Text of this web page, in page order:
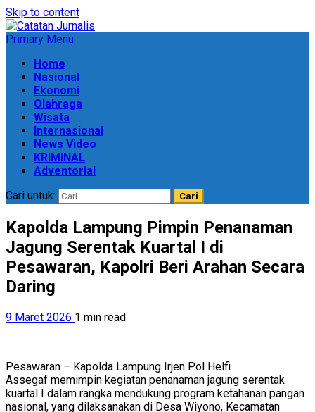
Skip to content
Primary Menu
Home
Nasional
Ekonomi
Olahraga
Wisata
Internasional
News Video
KRIMINAL
Adventorial
Cari untuk:
Kapolda Lampung Pimpin Penanaman
Jagung Serentak Kuartal I di
Pesawaran, Kapolri Beri Arahan Secara
Daring
9 Maret 2026 1 min read
Pesawaran – Kapolda Lampung Irjen Pol Helfi
Assegaf memimpin kegiatan penanaman jagung serentak
kuartal I dalam rangka mendukung program ketahanan pangan
nasional, yang dilaksanakan di Desa Wiyono, Kecamatan